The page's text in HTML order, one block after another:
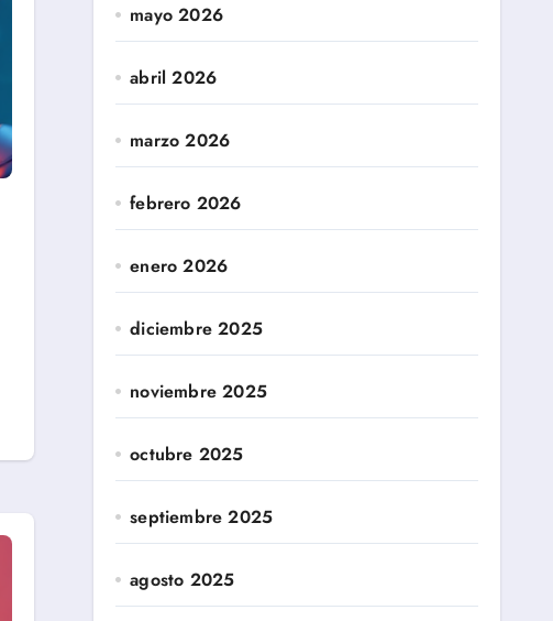
mayo 2026
abril 2026
marzo 2026
febrero 2026
enero 2026
diciembre 2025
noviembre 2025
octubre 2025
septiembre 2025
agosto 2025